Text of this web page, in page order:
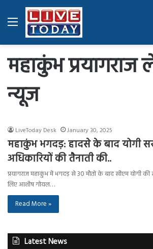
Menu
महाकुंभ प्रयागराज
न्यूज
LiveToday Desk January 30, 2025
महाकुंभ भगदड़: हादसे के बाद योगी
अधिकारियों की तैनाती की..
प्रयागराज महाकुंभ में भगदड़ से 30 मौतों के बाद सीएम योगी
लिए आशीष गोयल…
Read More »
Latest News